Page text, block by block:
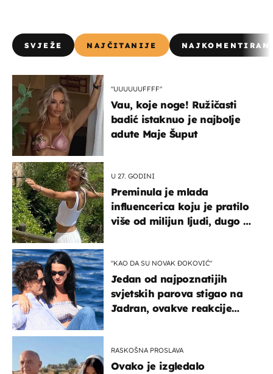
SVJEŽE NAJČITANIJE
"UUUUUUFFFF"
Vau, koje noge! Ružičasti
badić istaknuo je najbolje
adute Maje Šuput
U 27. GODINI
Preminula je mlada
influencerica koju je pratilo
više od milijun ljudi, dugo se
"KAO DA SU NOVAK ĐOKOVIĆ"
Jedan od najpoznatijih
svjetskih parova stigao na
Jadran, ovakve reakcije
RASKOŠNA PROSLAVA
Ovako je izgledalo